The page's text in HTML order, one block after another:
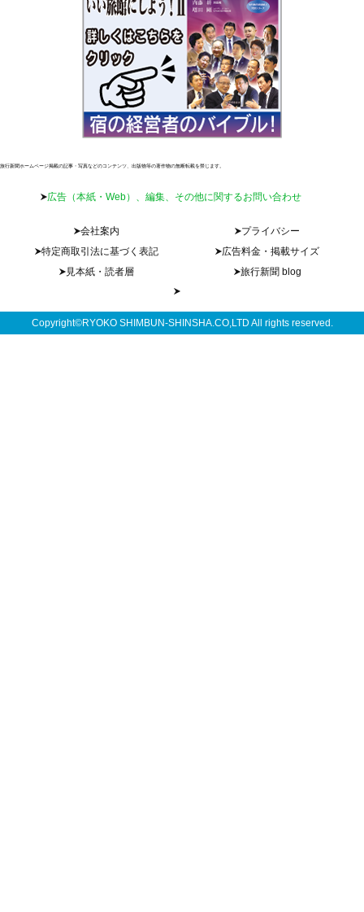
旅行新聞ホームページ掲載の記事・写真などのコンテンツ、出版物等の著作物の無断転載を禁じます。
広告（本紙・Web）、編集、その他に関するお問い合わせ
会社案内
プライバシー
特定商取引法に基づく表記
広告料金・掲載サイズ
見本紙・読者層
旅行新聞 blog
Copyright©RYOKO SHIMBUN-SHINSHA.CO,LTD All rights reserved.